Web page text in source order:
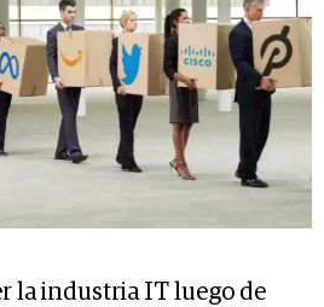
la industria IT luego de